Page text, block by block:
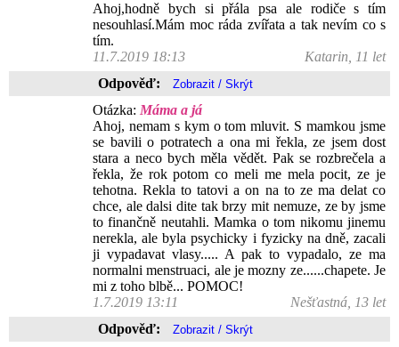
Ahoj,hodně bych si přála psa ale rodiče s tím
nesouhlasí.Mám moc ráda zvířata a tak nevím co s
tím.
11.7.2019 18:13
Katarin, 11 let
Odpověď:
Otázka: Máma a já
Ahoj, nemam s kym o tom mluvit. S mamkou jsme
se bavili o potratech a ona mi řekla, ze jsem dost
stara a neco bych měla vědět. Pak se rozbrečela a
řekla, že rok potom co meli me mela pocit, ze je
tehotna. Rekla to tatovi a on na to ze ma delat co
chce, ale dalsi dite tak brzy mit nemuze, ze by jsme
to finančně neutahli. Mamka o tom nikomu jinemu
nerekla, ale byla psychicky i fyzicky na dně, zacali
ji vypadavat vlasy..... A pak to vypadalo, ze ma
normalni menstruaci, ale je mozny ze......chapete. Je
mi z toho blbě... POMOC!
1.7.2019 13:11
Nešťastná, 13 let
Odpověď: